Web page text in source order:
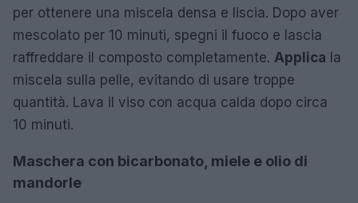
per ottenere una miscela densa e liscia. Dopo aver
mescolato per 10 minuti, spegni il fuoco e lascia
raffreddare il composto completamente. Applica la
miscela sulla pelle, evitando di usare troppe
quantità. Lava il viso con acqua calda dopo circa
10 minuti.
Maschera con bicarbonato, miele e olio di
mandorle